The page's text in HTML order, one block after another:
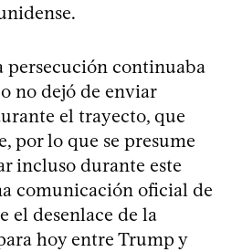
persecución continuaba
no dejó de enviar
el trayecto, que
por lo que se presume
incluso durante este
comunicación oficial de
el desenlace de la
hoy entre Trump y